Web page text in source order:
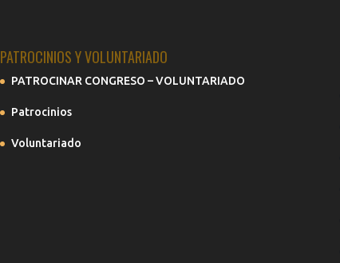
PATROCINIOS Y VOLUNTARIADO
PATROCINAR CONGRESO – VOLUNTARIADO
Patrocinios
Voluntariado